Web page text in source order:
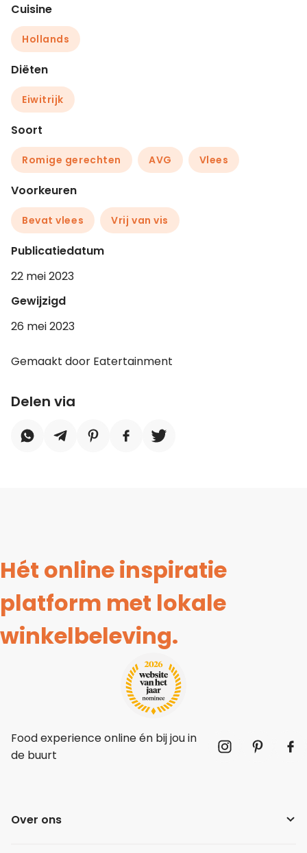
Cuisine
Hollands
Diëten
Eiwitrijk
Soort
Romige gerechten AVG Vlees
Voorkeuren
Bevat vlees Vrij van vis
Publicatiedatum
22 mei 2023
Gewijzigd
26 mei 2023
Gemaakt door Eatertainment
Delen via
Hét online inspiratie
platform met lokale
winkelbeleving.
Food experience online én bij jou in
de buurt
Over ons